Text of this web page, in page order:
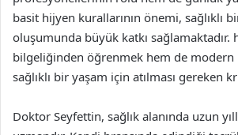
basit hijyen kurallarının önemi, sağlıklı
oluşumunda büyük katkı sağlamaktadır.
bilgeliğinden öğrenmek hem de
sağlıklı bir yaşam için atılması gereken
Doktor Seyfettin, sağlık alanında uzun